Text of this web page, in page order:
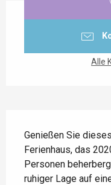
Alle
Genießen Sie
Ferienhaus, das
Personen
ruhiger Lage auf